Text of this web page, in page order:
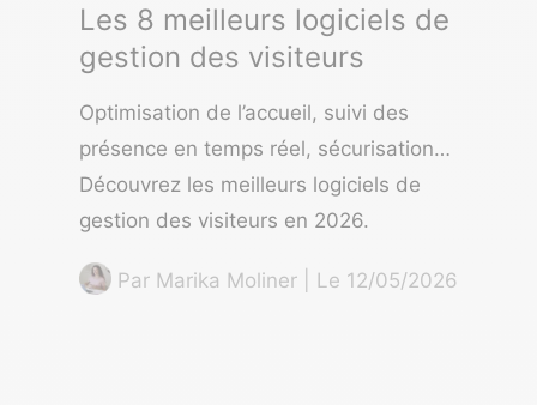
Les 8 meilleurs logiciels de
gestion des visiteurs
Optimisation de l’accueil, suivi des
présence en temps réel, sécurisation…
Découvrez les meilleurs logiciels de
gestion des visiteurs en 2026.
Par Marika Moliner | Le 12/05/2026